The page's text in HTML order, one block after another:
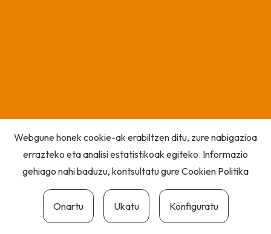
Webgune honek cookie-ak erabiltzen ditu, zure nabigazioa
errazteko eta analisi estatistikoak egiteko. Informazio
gehiago nahi baduzu, kontsultatu gureCookien Politika
Onartu Ukatu Konfiguratu